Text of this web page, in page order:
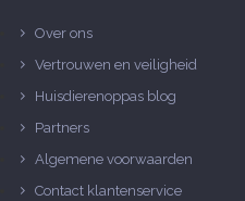
Over ons
Vertrouwen en veiligheid
Huisdierenoppas blog
Partners
Algemene voorwaarden
Contact klantenservice